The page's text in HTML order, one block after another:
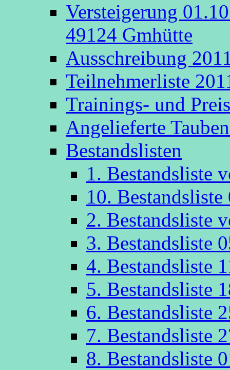
Versteigerung
49124 Gmhütte
Ausschreibung
Teilnehmerliste
Trainings- und
Angelieferte
Bestandslisten
1. Bestandsliste
10.
2. Bestandsliste
3. Bestandsliste
4. Bestandsliste
5. Bestandsliste
6. Bestandsliste
7. Bestandsliste
8. Bestandsliste